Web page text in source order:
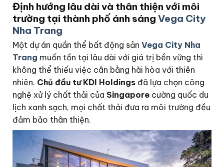
Định hướng lâu dài và thân thiện với môi
trường tại thành phố ánh sáng Vega City
Nha Trang
Một dự án quần thể bất động sản Vega City Nha
Trang muốn tồn tại lâu dài với giá trị bền vững thì
không thể thiếu việc cân bằng hài hòa với thiên
nhiên. Chủ đầu tư KDI Holdings đã lựa chọn công
nghệ xử lý chất thải của Singapore cường quốc du
lịch xanh sạch, mọi chất thải đưa ra môi trường đều
đảm bảo thân thiện.